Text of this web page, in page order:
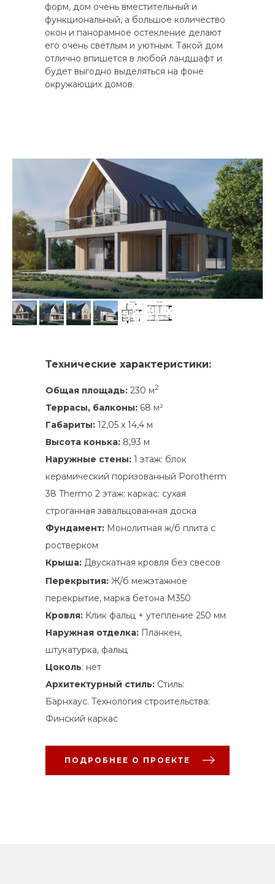
форм, дом очень вместительный и
функциональный, а большое количество
окон и панорамное остекление делают
его очень светлым и уютным. Такой дом
отлично впишется в любой ландшафт и
будет выгодно выделяться на фоне
окружающих домов.
Технические характеристики:
Общая площадь: 230 м2
Террасы, балконы: 68 м²
Габариты: 12,05 x 14,4 м
Высота конька: 8,93 м
Наружные стены: 1 этаж: блок
керамический поризованный Porotherm
38 Thermo 2 этаж: каркас: сухая
строганная завальцованная доска
Фундамент: Монолитная ж/б плита с
ростверком
Крыша: Двускатная кровля без свесов
Перекрытия: Ж/б межэтажное
перекрытие, марка бетона М350
Кровля: Клик фальц + утепление 250 мм
Наружная отделка: Планкен,
штукатурка, фальц
Цоколь: нет
Архитектурный стиль: Стиль:
Барнхаус. Технология строительства:
Финский каркас
ПОДРОБНЕЕ О ПРОЕКТЕ